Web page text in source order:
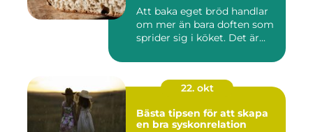
Att baka eget bröd handlar
om mer än bara doften som
sprider sig i köket. Det är...
22. okt
Bästa tipsen för att skapa
en bra syskonrelation